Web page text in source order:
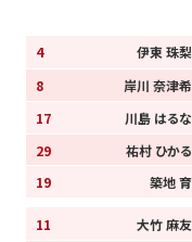
4
伊東 珠梨
8
岸川 奈津希
17
川島 はるな
29
祐村 ひかる
19
築地 育
11
大竹 麻友